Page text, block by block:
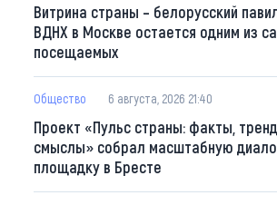
Витрина страны – белорусский
ВДНХ в Москве остается одним из
посещаемых
Общество 6 августа, 2026 21:40
Проект «Пульс страны: факты,
смыслы» собрал масштабную
площадку в Бресте